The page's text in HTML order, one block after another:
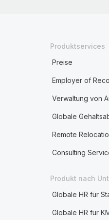
Produktservices
Preise
Employer of
Verwaltung von
Globale
Remote
Consulting
Produkt nach
Globale HR für
Globale HR für